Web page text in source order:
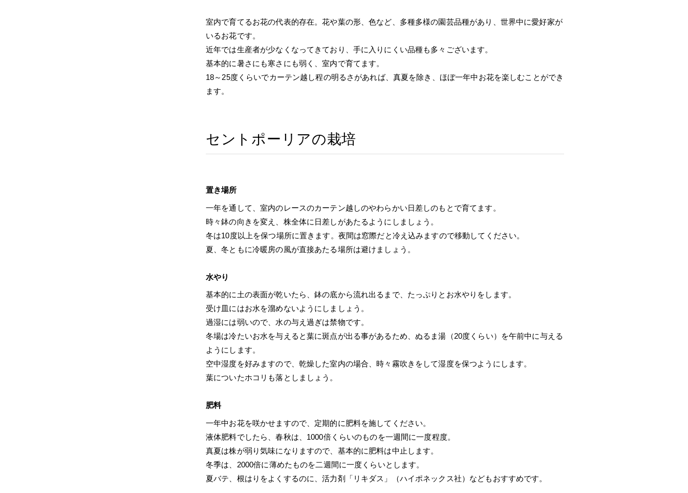
室内で育てるお花の代表的存在。花や葉の形、色など、多種多様の園芸品種があり、世界中に愛好家が
いるお花です。
近年では生産者が少なくなってきており、手に入りにくい品種も多々ございます。
基本的に暑さにも寒さにも弱く、室内で育てます。
18～25度くらいでカーテン越し程の明るさがあれば、真夏を除き、ほぼ一年中お花を楽しむことができ
ます。
セントポーリアの栽培
置き場所
一年を通して、室内のレースのカーテン越しのやわらかい日差しのもとで育てます。
時々鉢の向きを変え、株全体に日差しがあたるようにしましょう。
冬は10度以上を保つ場所に置きます。夜間は窓際だと冷え込みますので移動してください。
夏、冬ともに冷暖房の風が直接あたる場所は避けましょう。
水やり
基本的に土の表面が乾いたら、鉢の底から流れ出るまで、たっぷりとお水やりをします。
受け皿にはお水を溜めないようにしましょう。
過湿には弱いので、水の与え過ぎは禁物です。
冬場は冷たいお水を与えると葉に斑点が出る事があるため、ぬるま湯（20度くらい）を午前中に与える
ようにします。
空中湿度を好みますので、乾燥した室内の場合、時々霧吹きをして湿度を保つようにします。
葉についたホコリも落としましょう。
肥料
一年中お花を咲かせますので、定期的に肥料を施してください。
液体肥料でしたら、春秋は、1000倍くらいのものを一週間に一度程度。
真夏は株が弱り気味になりますので、基本的に肥料は中止します。
冬季は、2000倍に薄めたものを二週間に一度くらいとします。
夏バテ、根はりをよくするのに、活力剤「リキダス」（ハイポネックス社）などもおすすめです。